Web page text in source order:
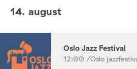
14. august
Oslo Jazz Festival
12:00 /Oslo